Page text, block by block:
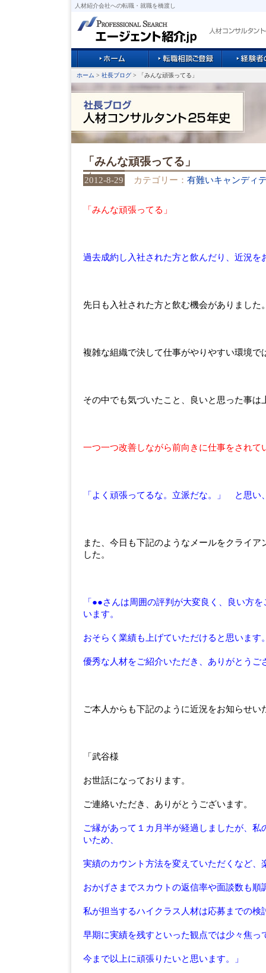
人材紹介会社への転職・就職を橋渡し
ホーム > 社長ブログ > 「みんな頑張ってる」
「みんな頑張ってる」
2012-8-29 カテゴリー： 有難いキャンディ
「みんな頑張ってる」
過去成約し入社された方と飲んだり、近況を
先日も入社された方と飲む機会がありました
複雑な組織で決して仕事がやりやすい環境で
その中でも気づいたこと、良いと思った事は
一つ一つ改善しながら前向きに仕事をされて
「よく頑張ってるな。立派だな。」 と思い
また、今日も下記のようなメールをクライア
した。
「●●さんは周囲の評判が大変良く、良い方
います。
おそらく業績も上げていただけると思います
優秀な人材をご紹介いただき、ありがとうご
ご本人からも下記のように近況をお知らせい
「武谷様
お世話になっております。
ご連絡いただき、ありがとうございます。
ご縁があって１カ月半が経過しましたが、私
いため、
実績のカウント方法を変えていただくなど、
おかげさまでスカウトの返信率や面談数も順
私が担当するハイクラス人材は応募までの検
早期に実績を残すといった観点では少々焦っ
今まで以上に頑張りたいと思います。」